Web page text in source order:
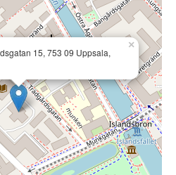
15, 753 09 Uppsala,
×